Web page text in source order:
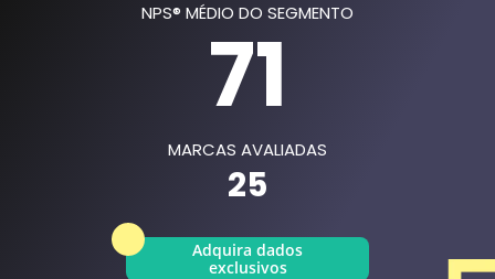
NPS® MÉDIO DO SEGMENTO
71
MARCAS AVALIADAS
25
Adquira dados
exclusivos